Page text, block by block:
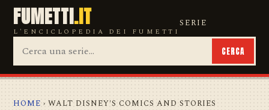
FUMETTI.IT
L'ENCICLOPEDIA DEI FUMETTI
SERIE
CERCA
HOME › WALT DISNEY'S COMICS AND STORIES